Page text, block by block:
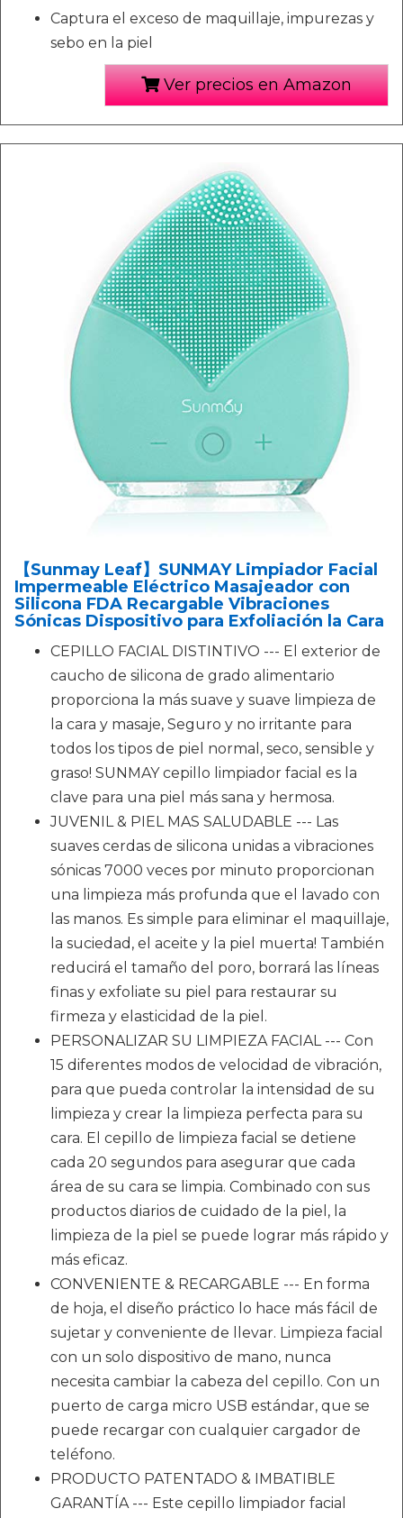
Captura el exceso de maquillaje, impurezas y
sebo en la piel
Ver precios en Amazon
【Sunmay Leaf】SUNMAY Limpiador Facial
Impermeable Eléctrico Masajeador con
Silicona FDA Recargable Vibraciones
Sónicas Dispositivo para Exfoliación la Cara
CEPILLO FACIAL DISTINTIVO --- El exterior de
caucho de silicona de grado alimentario
proporciona la más suave y suave limpieza de
la cara y masaje, Seguro y no irritante para
todos los tipos de piel normal, seco, sensible y
graso! SUNMAY cepillo limpiador facial es la
clave para una piel más sana y hermosa.
JUVENIL & PIEL MAS SALUDABLE --- Las
suaves cerdas de silicona unidas a vibraciones
sónicas 7000 veces por minuto proporcionan
una limpieza más profunda que el lavado con
las manos. Es simple para eliminar el maquillaje,
la suciedad, el aceite y la piel muerta! También
reducirá el tamaño del poro, borrará las líneas
finas y exfoliate su piel para restaurar su
firmeza y elasticidad de la piel.
PERSONALIZAR SU LIMPIEZA FACIAL --- Con
15 diferentes modos de velocidad de vibración,
para que pueda controlar la intensidad de su
limpieza y crear la limpieza perfecta para su
cara. El cepillo de limpieza facial se detiene
cada 20 segundos para asegurar que cada
área de su cara se limpia. Combinado con sus
productos diarios de cuidado de la piel, la
limpieza de la piel se puede lograr más rápido y
más eficaz.
CONVENIENTE & RECARGABLE --- En forma
de hoja, el diseño práctico lo hace más fácil de
sujetar y conveniente de llevar. Limpieza facial
con un solo dispositivo de mano, nunca
necesita cambiar la cabeza del cepillo. Con un
puerto de carga micro USB estándar, que se
puede recargar con cualquier cargador de
teléfono.
PRODUCTO PATENTADO & IMBATIBLE
GARANTÍA --- Este cepillo limpiador facial